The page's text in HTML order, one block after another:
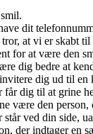
dit
at vi er skabt til
for at være den
dig bedre at
dig ud til en
dig til at grine
være den person,
ved din side,
der indtager en